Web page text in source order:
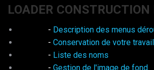
LOADER CONSTRUCTION
- Description des menus
- Conservation de votre travail
- Liste des noms
- Gestion de l'image de fond